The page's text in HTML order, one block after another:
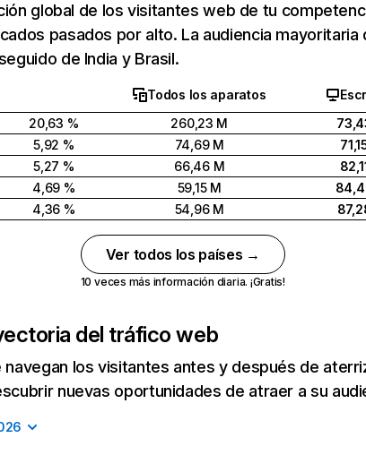
global de los visitantes web de tu
pasados por alto. La audiencia
de India y Brasil.
Todos los aparatos
20,63 % 260,23 M
5,92 % 74,69 M
5,27 % 66,46 M
4,69 % 59,15 M
4,36 % 54,96 M
Ver todos los países →
10 veces más información diaria. ¡Gratis!
del tráfico web
navegan los visitantes antes y después de
nuevas oportunidades de atraer a su